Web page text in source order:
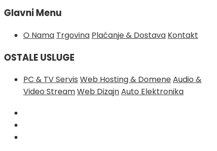
Glavni Menu
O Nama Trgovina Plaćanje & Dostava Kontakt
OSTALE USLUGE
PC & TV Servis Web Hosting & DomeneAudio &
Video StreamWeb DizajnAuto Elektronika